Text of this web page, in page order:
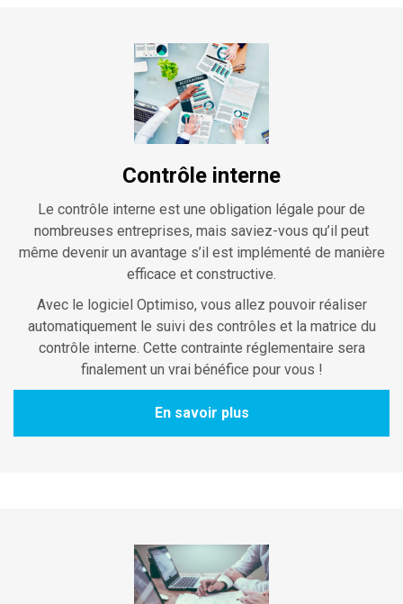
Contrôle interne
Le contrôle interne est une obligation légale pour de
nombreuses entreprises, mais saviez-vous qu’il peut
même devenir un avantage s’il est implémenté de manière
efficace et constructive.
Avec le logiciel Optimiso, vous allez pouvoir réaliser
automatiquement le suivi des contrôles et la matrice du
contrôle interne. Cette contrainte réglementaire sera
finalement un vrai bénéfice pour vous !
En savoir plus